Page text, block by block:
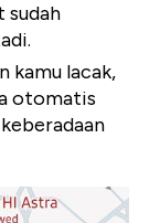
sudah
kamu lacak,
otomatis